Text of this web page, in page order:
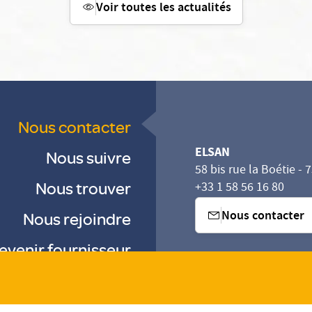
paramètres de confidentialité, en garantissant la
Voir toutes les actualités
Nous contacter
Nous suivre
Nous trouver
Nous rejoindre
fournisseur
ELSAN
58 bis rue la Boétie -
+33 1 58 56 16 80
Nous contacter